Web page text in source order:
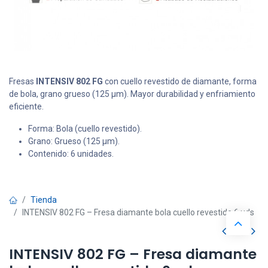
Fresas INTENSIV 802 FG con cuello revestido de diamante, forma
de bola, grano grueso (125 μm). Mayor durabilidad y enfriamiento
eficiente.
Forma: Bola (cuello revestido).
Grano: Grueso (125 μm).
Contenido: 6 unidades.
Tienda
INTENSIV 802 FG – Fresa diamante bola cuello revestido 6 uds
INTENSIV 802 FG – Fresa diamante